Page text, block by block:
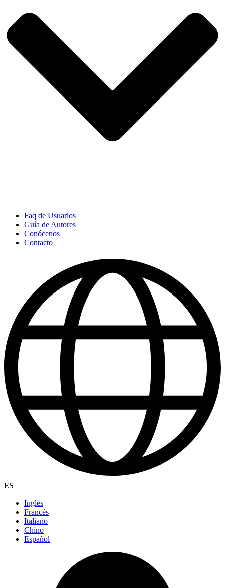
Faq de Usuarios
Guía de Autores
Conócenos
Contacto
ES
Inglés
Francés
Italiano
Chino
Español